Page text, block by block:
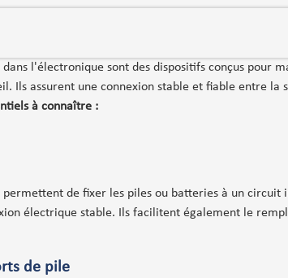
dans l'électronique sont des dispositifs conçus pour
Ils assurent une connexion stable et fiable entre
à connaître :
permettent de fixer les piles ou batteries à un circuit
électrique stable. Ils facilitent également le
de pile